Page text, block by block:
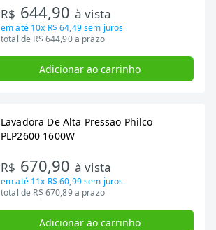
R$ 644,90 à vista
em até 10x R$ 64,49sem juros
total de R$ 644,90 a prazo
Adicionar ao carrinho
Lavadora De Alta Pressao Philco
PLP2600 1600W
R$ 670,90 à vista
em até 11x R$ 60,99sem juros
total de R$ 670,89 a prazo
Adicionar ao carrinho